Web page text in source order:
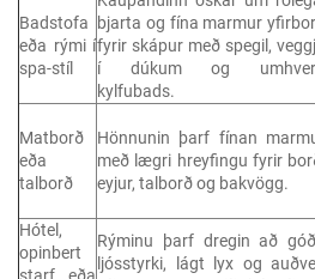
Badstofa
eða rými í
spa-stíl
bjarta og fína marmur
fyrir skápur með spegil,
í dúkum og
kylfubads.
Matborð
eða
talborð
Hönnunin þarf fínan
með lægri hreyfingu fyrir
eyjur, talborð og bakvögg.
Hótel,
opinbert
starf eða
Rýminu þarf dregin að
ljósstyrki, lágt lyx og